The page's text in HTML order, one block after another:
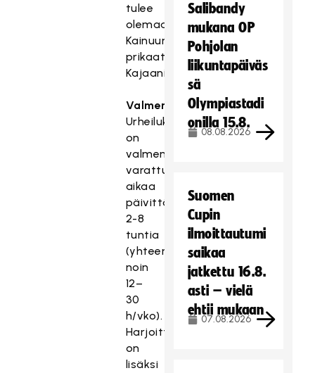
tulee
olemaan
Kainuun
prikaati
Kajaanissa.
Valmennus
Urheilukoulussa
on
valmennukseen
varattu
aikaa
päivittäin
2-8
tuntia
(yhteensä
noin
12–
30
h/vko).
Harjoitteluun
on
lisäksi
Salibandy
mukana OP
Pohjolan
liikuntapäiväs
sä
Olympiastadi
onilla 15.8.
08.08.2026
Suomen
Cupin
ilmoittautumi
saikaa
jatkettu 16.8.
asti – vielä
ehtii mukaan
07.08.2026